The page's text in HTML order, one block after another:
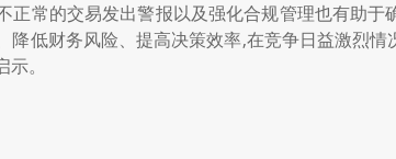
正常的交易发出警报以及强化合规管理也有助
降低财务风险、提高决策效率,在竞争日益激烈
。